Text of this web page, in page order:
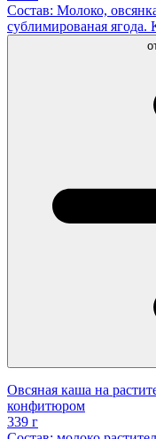
Состав: Молоко,
сублимированая
Овсяная каша на
конфитюром
339 г